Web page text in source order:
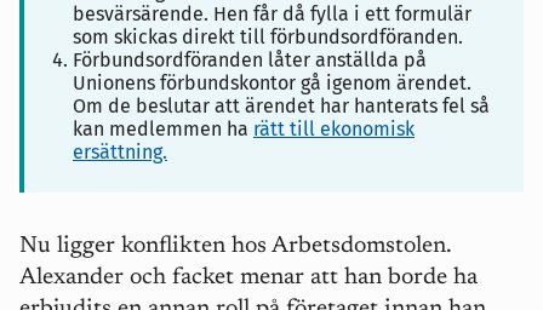
besvärsärende. Hen får då fylla i ett formulär
som skickas direkt till förbundsordföranden.
Förbundsordföranden låter anställda på
Unionens förbundskontor gå igenom ärendet.
Om de beslutar att ärendet har hanterats fel så
kan medlemmen ha rätt till ekonomisk
ersättning.
Nu ligger konflikten hos Arbetsdomstolen.
Alexander och facket menar att han borde ha